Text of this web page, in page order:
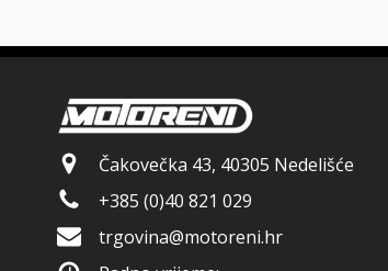
Čakovečka 43, 40305 Nedelišće
+385 (0)40 821 029
trgovina@motoreni.hr